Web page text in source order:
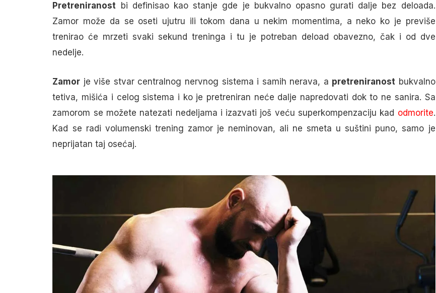
Pretreniranost bi definisao kao stanje gde je bukvalno opasno gurati dalje bez deloada.
Zamor može da se oseti ujutru ili tokom dana u nekim momentima, a neko ko je previše
trenirao će mrzeti svaki sekund treninga i tu je potreban deload obavezno, čak i od dve
nedelje.
Zamor je više stvar centralnog nervnog sistema i samih nerava, a pretreniranost bukvalno
tetiva, mišića i celog sistema i ko je pretreniran neće dalje napredovati dok to ne sanira. Sa
zamorom se možete natezati nedeljama i izazvati još veću superkompenzaciju kad odmorite.
Kad se radi volumenski trening zamor je neminovan, ali ne smeta u suštini puno, samo je
neprijatan taj osećaj.